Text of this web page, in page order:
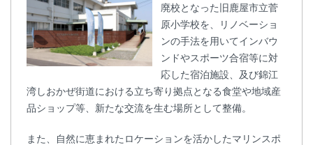
廃校となった旧鹿屋市立菅
原小学校を、リノベーショ
ンの手法を用いてインバウ
ンドやスポーツ合宿等に対
応した宿泊施設、及び錦江
湾しおかぜ街道における立ち寄り拠点となる食堂や地域産
品ショップ等、新たな交流を生む場所として整備。
また、自然に恵まれたロケーションを活かしたマリンスポ